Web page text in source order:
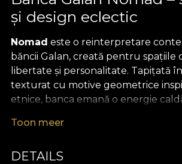
și design eclectic
Nomad este o reinterpretare
băncii Galan, creată pentru spațiile
libertate și personalitate. Tapițată
texturat cu motive geometrice
etnice, banca emană o energie
boho-chic.
Forma sa minimalistă, definită de
Toon meer
DETAILS